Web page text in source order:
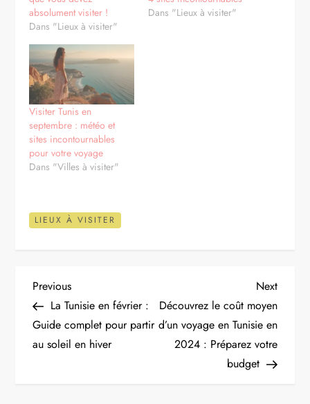
absolument visiter !
Dans "Lieux à visiter"
Dans "Lieux à visiter"
Visiter Tunis en
septembre : météo et
sites incontournables
pour votre voyage
Dans "Villes à visiter"
LIEUX À VISITER
N
a
v
Previous
Post
Previous
La Tunisie en février :
Guide complet pour partir
au soleil en hiver
Next
Post
Next
Découvrez le coût moyen
d’un voyage en Tunisie en
2024 : Préparez votre
budget